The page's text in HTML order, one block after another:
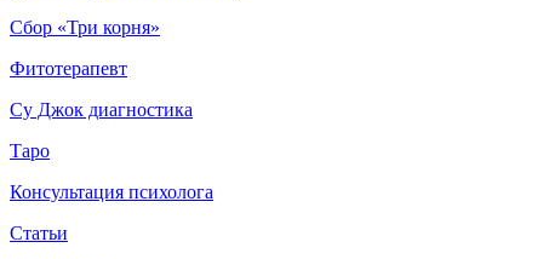
Сбор «Три корня»
Фитотерапевт
Су Джок диагностика
Таро
Консультация психолога
Статьи